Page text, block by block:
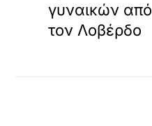
γυναικών από
τον Λοβέρδο